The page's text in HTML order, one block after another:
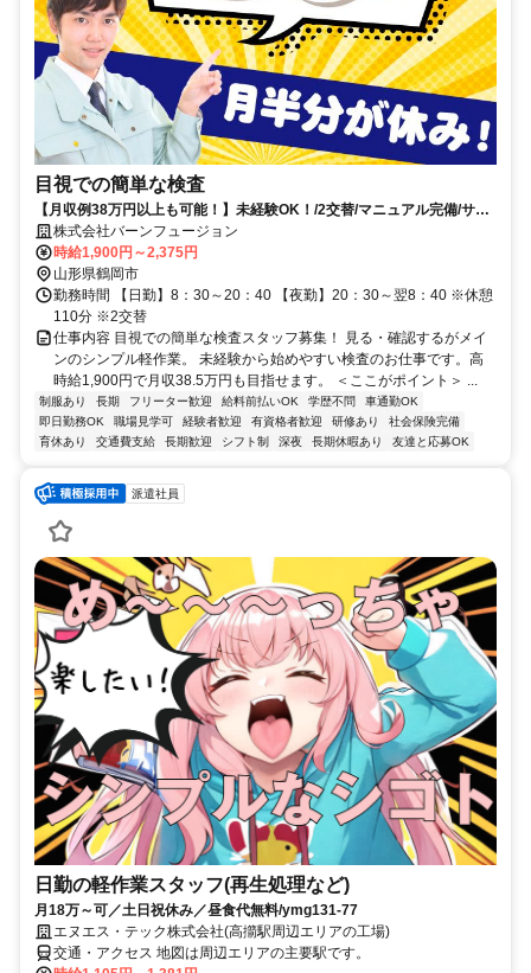
目視での簡単な検査
【月収例38万円以上も可能！】未経験OK！/2交替/マニュアル完備/サポ
ート体制充実/日払いOK
株式会社バーンフュージョン
時給1,900円～2,375円
山形県鶴岡市
勤務時間 【日勤】8：30～20：40 【夜勤】20：30～翌8：40 ※休憩
110分 ※2交替
仕事内容 目視での簡単な検査スタッフ募集！ 見る・確認するがメイ
ンのシンプル軽作業。 未経験から始めやすい検査のお仕事です。高
時給1,900円で月収38.5万円も目指せます。 ＜ここがポイント＞ ...
制服あり 長期 フリーター歓迎 給料前払いOK 学歴不問
車通勤OK
即日勤務OK
職場見学可 経験者歓迎 有資格者歓迎 研修あり
社会保険完備
育休あり
交通費支給 長期歓迎 シフト制 深夜 長期休暇あり 友達と応募OK
派遣社員
日勤の軽作業スタッフ(再生処理など)
月18万～可／土日祝休み／昼食代無料/ymg131-77
エヌエス・テック株式会社(高擶駅周辺エリアの工場)
交通・アクセス 地図は周辺エリアの主要駅です。